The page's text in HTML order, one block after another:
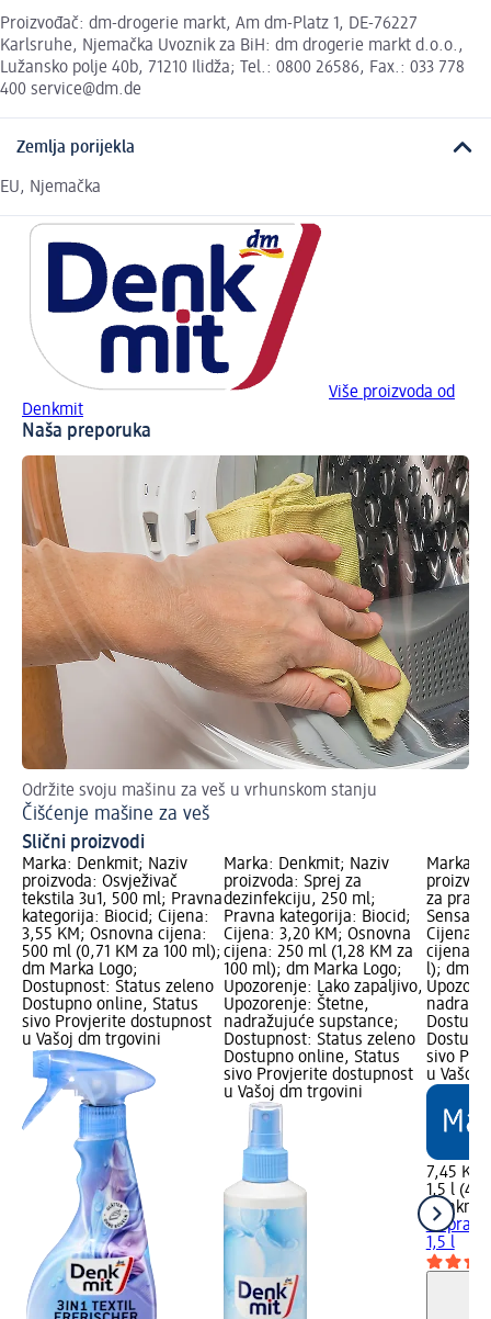
Proizvođač: dm-drogerie markt, Am dm-Platz 1, DE-76227
Karlsruhe, Njemačka Uvoznik za BiH: dm drogerie markt d.o.o.,
Lužansko polje 40b, 71210 Ilidža; Tel.: 0800 26586, Fax.: 033 778
400 service@dm.de
Zemlja porijekla
EU, Njemačka
Više proizvoda od
Denkmit
Naša preporuka
Održite svoju mašinu za veš u vrhunskom stanju
Čišćenje mašine za veš
Slični proizvodi
Marka: Denkmit; Naziv
proizvoda: Osvježivač
tekstila 3u1, 500 ml; Pravna
kategorija: Biocid; Cijena:
3,55 KM; Osnovna cijena:
500 ml (0,71 KM za 100 ml);
dm Marka Logo;
Dostupnost: Status zeleno
Dostupno online, Status
sivo Provjerite dostupnost
u Vašoj dm trgovini
Marka: Denkmit; Naziv
proizvoda: Sprej za
dezinfekciju, 250 ml;
Pravna kategorija: Biocid;
Cijena: 3,20 KM; Osnovna
cijena: 250 ml (1,28 KM za
100 ml); dm Marka Logo;
Upozorenje: Lako zapaljivo,
Upozorenje: Štetne,
nadražujuće supstance;
Dostupnost: Status zeleno
Dostupno online, Status
sivo Provjerite dostupnost
u Vašoj dm trgovini
Marka:
za
Cijena:
cijena:
l); dm
sivo
u Vašoj
7,45 KM
1,5 l
Denkmit
za
1,5 l